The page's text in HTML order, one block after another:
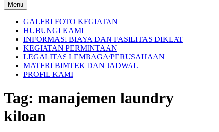
Menu
GALERI FOTO KEGIATAN
HUBUNGI KAMI
INFORMASI BIAYA DAN FASILITAS DIKLAT
KEGIATAN PERMINTAAN
LEGALITAS LEMBAGA/PERUSAHAAN
MATERI BIMTEK DAN JADWAL
PROFIL KAMI
Tag: manajemen laundry
kiloan